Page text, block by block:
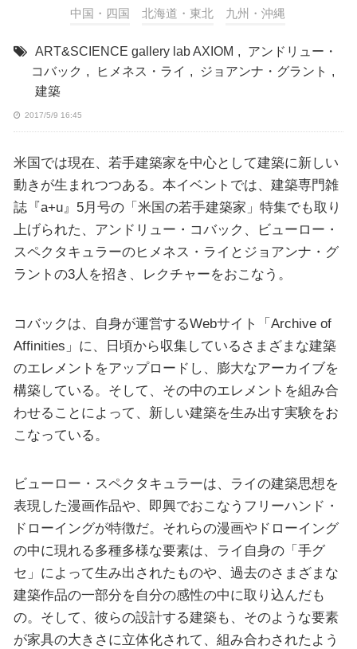
中国・四国 北海道・東北 九州・沖縄
ART&SCIENCE gallery lab AXIOM ,
アンドリュー・
コバック , ヒメネス・ライ , ジョアンナ・グラント ,
建築
2017/5/9 16:45
米国では現在、若手建築家を中心として建築に新しい
動きが生まれつつある。本イベントでは、建築専門雑
誌『a+u』5月号の「米国の若手建築家」特集でも取り
上げられた、アンドリュー・コバック、ビューロー・
スペクタキュラーのヒメネス・ライとジョアンナ・グ
ラントの3人を招き、レクチャーをおこなう。
コバックは、自身が運営するWebサイト「Archive of
Affinities」に、日頃から収集しているさまざまな建築
のエレメントをアップロードし、膨大なアーカイブを
構築している。そして、その中のエレメントを組み合
わせることによって、新しい建築を生み出す実験をお
こなっている。
ビューロー・スペクタキュラーは、ライの建築思想を
表現した漫画作品や、即興でおこなうフリーハンド・
ドローイングが特徴だ。それらの漫画やドローイング
の中に現れる多種多様な要素は、ライ自身の「手グ
セ」によって生み出されたものや、過去のさまざまな
建築作品の一部分を自分の感性の中に取り込んだも
の。そして、彼らの設計する建築も、そのような要素
が家具の大きさに立体化されて、組み合わされたよう